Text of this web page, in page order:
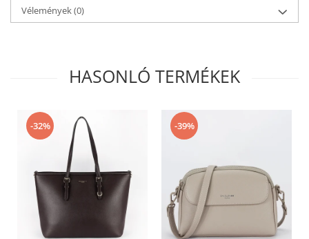
Vélemények(0)
HASONLÓ TERMÉKEK
-32% -39%